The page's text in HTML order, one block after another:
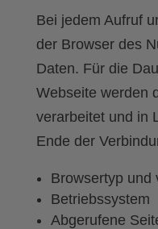
Bei jedem Aufruf
der Browser des
Daten. Für die
Webseite werden
verarbeitet und in
Ende der
Browsertyp und
Betriebssystem
Abgerufene